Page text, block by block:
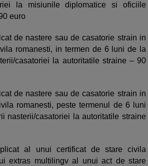
la misiunile diplomatice si oficiile
euro
de nastere sau de casatorie strain in
romanesti, in termen de 6 luni de la
casatoriei la autoritatile straine – 90
de nastere sau de casatorie strain in
romanesti, peste termenul de 6 luni
nasterii/casatoriei la autoritatile straine
al unui certificat de stare civila
extras multilingv al unui act de stare